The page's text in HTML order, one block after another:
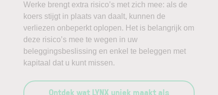
Werke brengt extra risico’s met zich mee: als de
koers stijgt in plaats van daalt, kunnen de
verliezen onbeperkt oplopen. Het is belangrijk om
deze risico’s mee te wegen in uw
beleggingsbeslissing en enkel te beleggen met
kapitaal dat u kunt missen.
Ontdek wat LYNX uniek maakt als